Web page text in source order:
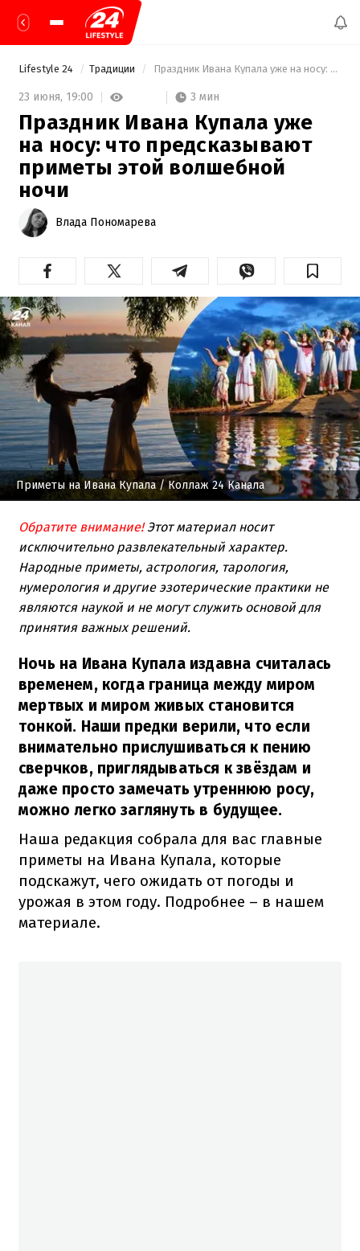
Lifestyle 24 Традиции Праздник Ивана Купала уже на носу: что предсказывают приметы этой волшебной ночи
23 июня, 19:00 3 мин
Праздник Ивана Купала уже
на носу: что предсказывают
приметы этой волшебной
ночи
Влада Пономарева
Приметы на Ивана Купала/ Коллаж 24 Канала
Обратите внимание!Этот материал носит
исключительно развлекательный характер.
Народные приметы, астрология, тарология,
нумерология и другие эзотерические практики не
являются наукой и не могут служить основой для
принятия важных решений.
Ночь на Ивана Купала издавна считалась
временем, когда граница между миром
мертвых и миром живых становится
тонкой. Наши предки верили, что если
внимательно прислушиваться к пению
сверчков, приглядываться к звёздам и
даже просто замечать утреннюю росу,
можно легко заглянуть в будущее.
Наша редакция собрала для вас главные
приметы на Ивана Купала, которые
подскажут, чего ожидать от погоды и
урожая в этом году. Подробнее – в нашем
материале.